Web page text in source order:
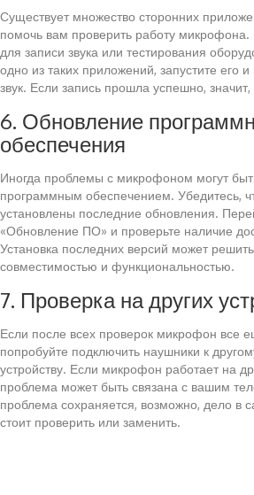
Существует множество сторонних
помочь вам проверить работу
для записи звука или тестирования
одно из таких приложений, запустите его
звук. Если запись прошла успешно,
6. Обновление
обеспечения
Иногда проблемы с микрофоном могут
программным обеспечением. Убедитесь,
установлены последние обновления.
«Обновление ПО» и проверьте наличие
Установка последних версий может
совместимостью и функциональностью.
7. Проверка на других
Если после всех проверок микрофон все
попробуйте подключить наушники к
устройству. Если микрофон работает на
проблема может быть связана с вашим
проблема сохраняется, возможно, дело в
стоит проверить или заменить.